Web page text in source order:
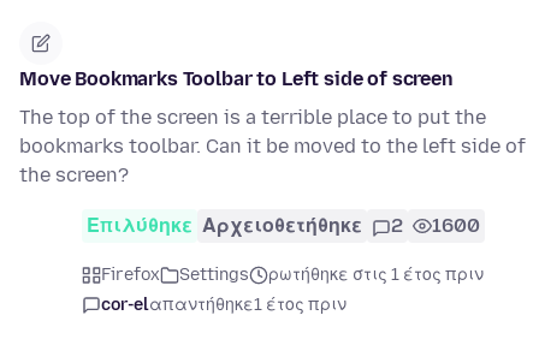
Move Bookmarks Toolbar to Left side of screen
The top of the screen is a terrible place to put the
bookmarks toolbar. Can it be moved to the left side of
the screen?
Επιλύθηκε Αρχειοθετήθηκε 2 1600
Firefox Settings
ρωτήθηκε στις 1 έτος πριν
cor-elαπαντήθηκε1 έτος πριν